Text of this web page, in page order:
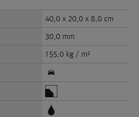
40,0 x 20,0 x 8,0 cm
30,0 mm
155,0 kg / m²